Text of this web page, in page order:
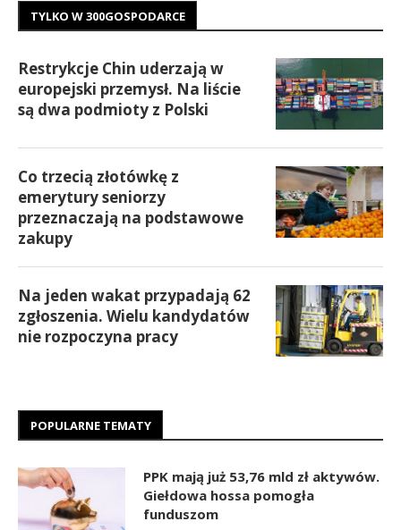
TYLKO W 300GOSPODARCE
Restrykcje Chin uderzają w
europejski przemysł. Na liście
są dwa podmioty z Polski
Co trzecią złotówkę z
emerytury seniorzy
przeznaczają na podstawowe
zakupy
Na jeden wakat przypadają 62
zgłoszenia. Wielu kandydatów
nie rozpoczyna pracy
POPULARNE TEMATY
PPK mają już 53,76 mld zł aktywów.
Giełdowa hossa pomogła
funduszom